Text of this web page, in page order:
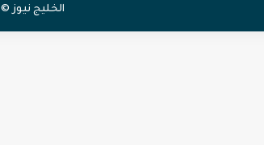
الخليج نيوز © 2024 جميع الحقوق محفوظة.